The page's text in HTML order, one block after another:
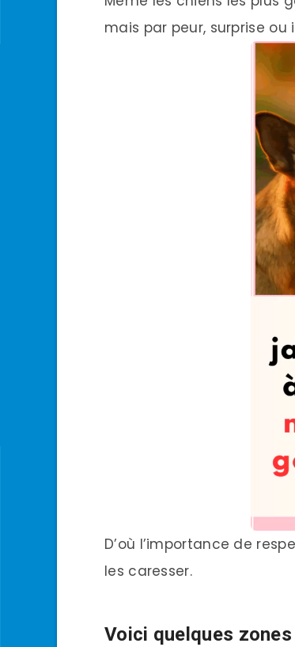
mais par peur, surprise
D’où l’importance de
les caresser.
Voici quelques